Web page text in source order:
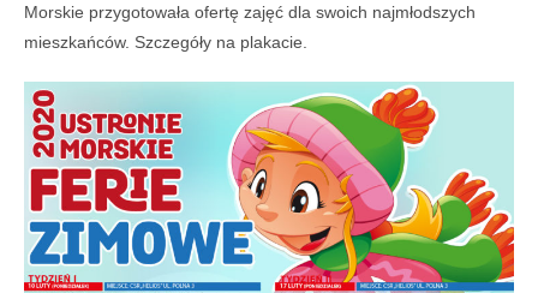
Morskie przygotowała ofertę zajęć dla swoich najmłodszych
mieszkańców. Szczegóły na plakacie.